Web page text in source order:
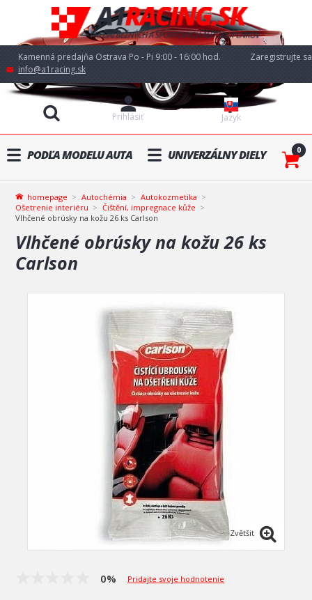
Kamenná predajňa Ostrava Po - Pi 9:00 - 16:00 hod.
info@a1racing.sk
Jazyk
Prihlásiť
Zaregistrujte sa
PODĽA MODELU AUTA UNIVERZÁLNY DIELY 0
homepage Autochémia
Autokozmetika
Ošetrenie interiéru
Čištění, impregnace kůže
Vlhčené obrúsky na kožu 26 ks Carlson
Vlhčené obrúsky na kožu 26 ks
Carlson
Zvětšit
0% Pridajte svoje hodnotenie